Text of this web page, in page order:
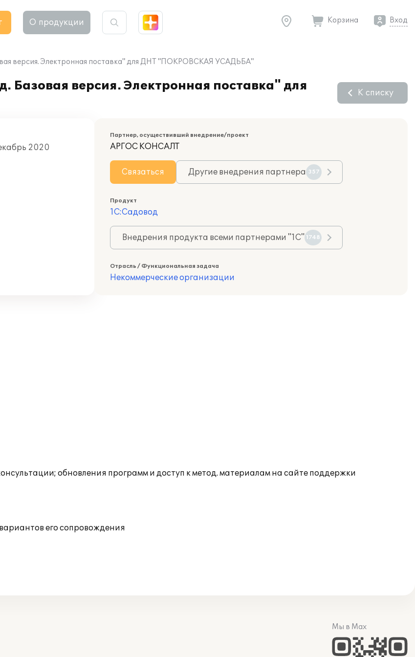
О продукции Корзина Вход
версия. Электронная поставка" для ДНТ "ПОКРОВСКАЯ УСАДЬБА"
Базовая версия. Электронная поставка" для
К списку
2020
Партнер, осуществивший внедрение/проект
АРГОС КОНСАЛТ
Связаться Другие внедрения партнера 357
Продукт
1С:Садовод
Внедрения продукта всеми партнерами "1С" 1748
Отрасль / Функциональная задача
Некоммерческие организации
обновления программ и доступ к метод. материалам на сайте поддержки
его сопровождения
Мы в Max